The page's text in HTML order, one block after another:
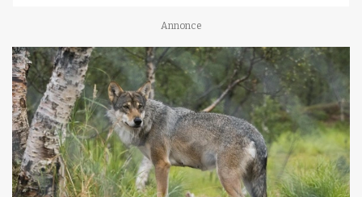
Annonce